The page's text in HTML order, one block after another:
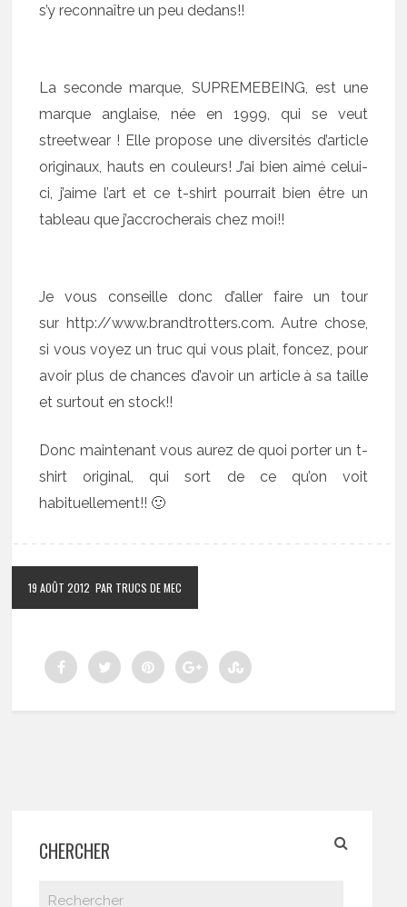
s’y reconnaître un peu dedans!!
La seconde marque, SUPREMEBEING, est une
marque anglaise, née en 1999, qui se veut
streetwear ! Elle propose une diversités d’article
originaux, hauts en couleurs! J’ai bien aimé celui-
ci, j’aime l’art et ce t-shirt pourrait bien être un
tableau que j’accrocherais chez moi!!
Je vous conseille donc d’aller faire un tour
sur http://www.brandtrotters.com. Autre chose,
si vous voyez un truc qui vous plait, foncez, pour
avoir plus de chances d’avoir un article à sa taille
et surtout en stock!!
Donc maintenant vous aurez de quoi porter un t-
shirt original, qui sort de ce qu’on voit
habituellement!! 🙂
19 AOÛT 2012 PAR TRUCS DE MEC
CHERCHER